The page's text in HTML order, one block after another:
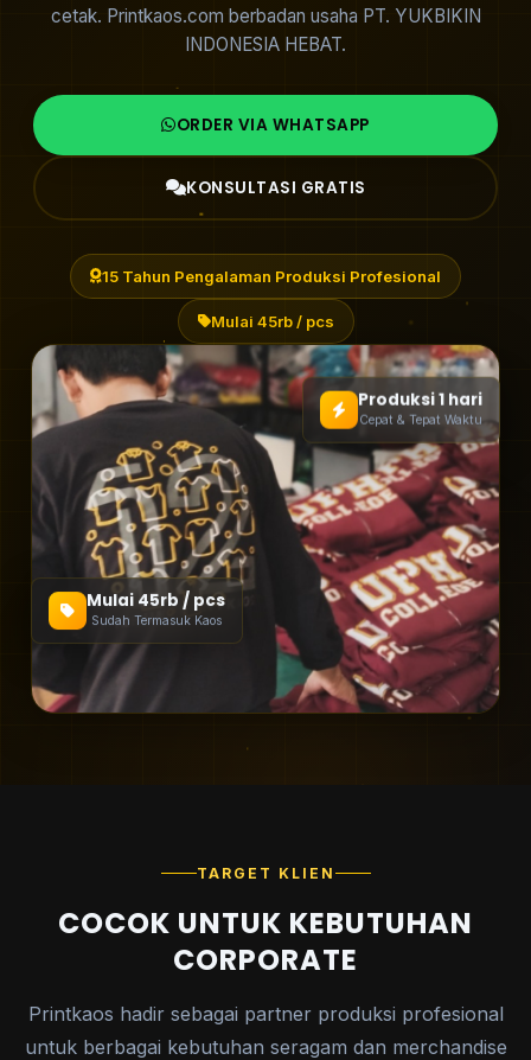
cetak. Printkaos.com berbadan usaha PT. YUKBIKIN
INDONESIA HEBAT.
ORDER VIA WHATSAPP
KONSULTASI GRATIS
15 Tahun Pengalaman Produksi Profesional
Mulai 45rb / pcs
Produksi 1 hari
Cepat & Tepat Waktu
Mulai 45rb / pcs
TARGET KLIEN
COCOK UNTUK KEBUTUHAN
CORPORATE
Printkaos hadir sebagai partner produksi profesional
untuk berbagai kebutuhan seragam dan merchandise